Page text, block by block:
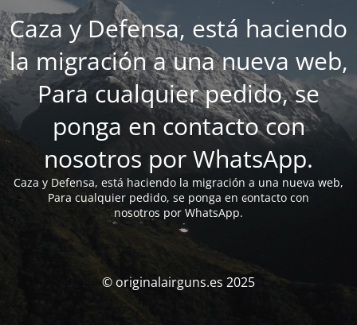
Caza y Defensa, está haciendo
la migración a una nueva web,
Para cualquier pedido, se
ponga en contacto con
nosotros por WhatsApp.
Caza y Defensa, está haciendo la migración a una nueva web,
Para cualquier pedido, se ponga en contacto con
nosotros por WhatsApp.
© originalairguns.es 2025